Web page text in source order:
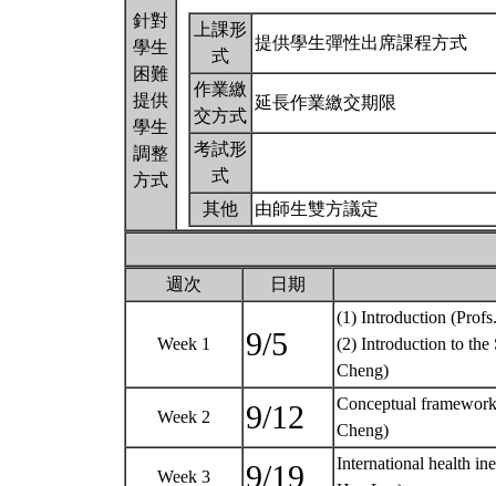
針對
學生
困難
提供
學生
調整
方式
上課形
式
提供學生彈性出席課程方式
作業繳
交方式
延長作業繳交期限
考試形
式
其他
由師生雙方議定
週次 日期
Week 1 9/5
(1) Introduction
(2) Introduction to the
Cheng)
Week 2 9/12
Conceptual
Cheng)
Week 3 9/19
International health